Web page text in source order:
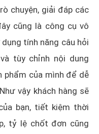
chuyện, giải đáp các
cũng là công cụ vô
tính năng câu hỏi
tùy chỉnh nội dung
phẩm của mình để dễ
vậy khách hàng sẽ
bạn, tiết kiệm thời
tỷ lệ chốt đơn cũng